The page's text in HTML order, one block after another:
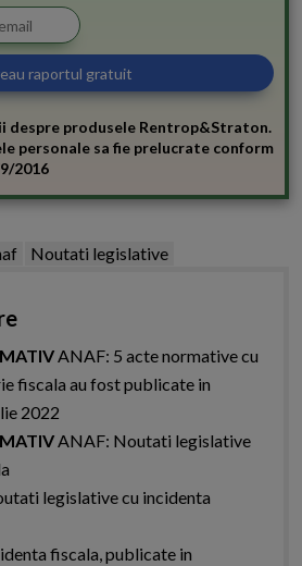
despre produsele Rentrop&Straton.
personale sa fie prelucrate conform
2016
Noutati legislative
ANAF: 5 acte normative cu
fiscala au fost publicate in
2022
ANAF: Noutati legislative
legislative cu incidenta
fiscala, publicate in